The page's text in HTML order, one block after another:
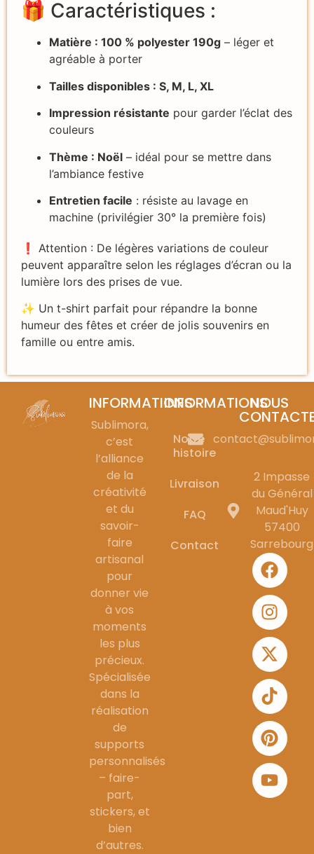
🎁 Caractéristiques :
Matière : 100 % polyester 190g – léger et
agréable à porter
Tailles disponibles : S, M, L, XL
Impression résistante pour garder l’éclat des
couleurs
Thème : Noël – idéal pour se mettre dans
l’ambiance festive
Entretien facile : résiste au lavage en
machine (privilégier 30° la première fois)
❗ Attention : De légères variations de couleur
peuvent apparaître selon les réglages d’écran ou la
lumière lors des prises de vue.
✨ Un t-shirt parfait pour répandre la bonne
humeur des fêtes et créer de jolis souvenirs en
famille ou entre amis.
INFORMATIONS
Sublimora,
c’est
l’alliance
de la
créativité
et du
savoir-
faire
artisanal
pour
donner vie
à vos
moments
les plus
précieux.
Spécialisée
dans la
réalisation
de
supports
personnalisés
– faire-
part,
stickers, et
bien
d’autres.
INFORMATIONS
Notre
histoire
Livraison
FAQ
Contact
NOUS
2 Impasse
du Général
Maud'Huy
57400
Sarrebourg